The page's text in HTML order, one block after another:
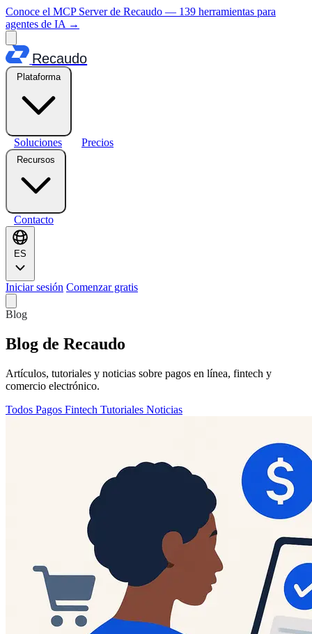
Conoce el MCP Server de Recaudo — 139 herramientas para
agentes de IA →
Recaudo
Plataforma
Soluciones Precios
Recursos
Contacto
ES
Iniciar sesión Comenzar gratis
Blog
Blog de Recaudo
Artículos, tutoriales y noticias sobre pagos en línea, fintech y
comercio electrónico.
Todos Pagos Fintech Tutoriales Noticias